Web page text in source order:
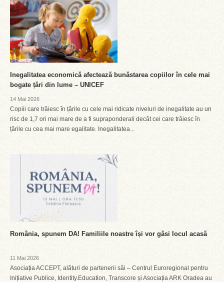
Inegalitatea economică afectează bunăstarea copiilor în cele mai
bogate țări din lume – UNICEF
14 Mai 2026
Copiii care trăiesc în țările cu cele mai ridicate niveluri de inegalitate au un
risc de 1,7 ori mai mare de a fi supraponderali decât cei care trăiesc în
țările cu cea mai mare egalitate. Inegalitatea...
România, spunem DA! Familiile noastre își vor găsi locul acasă
11 Mai 2026
Asociația ACCEPT, alături de partenerii săi – Centrul Euroregional pentru
Inițiative Publice, Identity.Education, Transcore și Asociația ARK Oradea au